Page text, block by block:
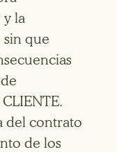
la
sin que
del contrato
de los